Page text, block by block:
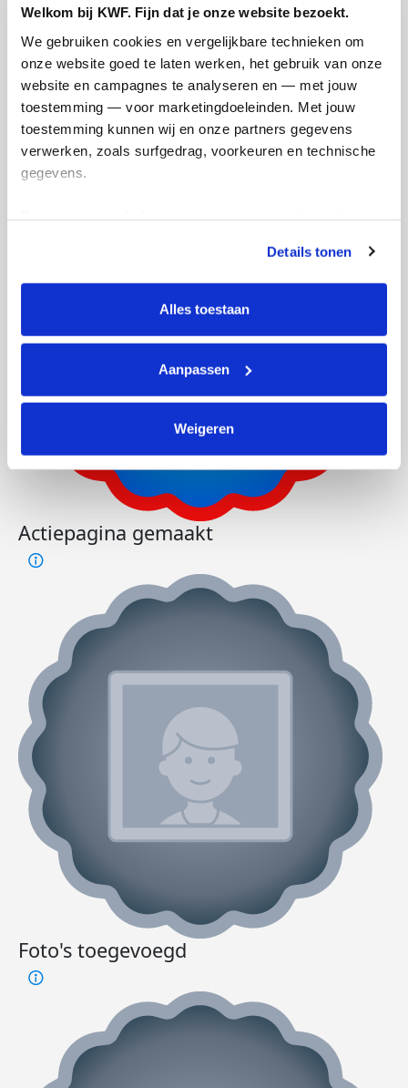
Welkom bij KWF. Fijn dat je onze website bezoekt.
We gebruiken cookies en vergelijkbare technieken om
onze website goed te laten werken, het gebruik van onze
website en campagnes te analyseren en — met jouw
toestemming — voor marketingdoeleinden. Met jouw
toestemming kunnen wij en onze partners gegevens
verwerken, zoals surfgedrag, voorkeuren en technische
gegevens.
tonen. Je kunt je toestemming op elk moment wijzigen of
intrekken via Cookie instellingen onderaan de pagina. De
lijst met cookies is te vinden in het tabblad “details”.
Details tonen
Alles toestaan
Aanpassen
Weigeren
834
kms
Wellington's badges
Actiepagina gemaakt
Foto's toegevoegd